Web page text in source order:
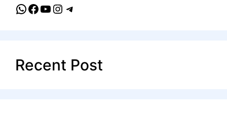
WhatsApp
Facebook
YouTube
Instagram
Telegram
Recent Post